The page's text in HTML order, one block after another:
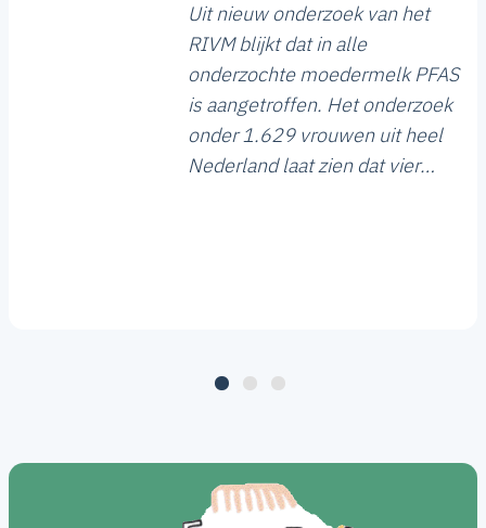
Uit nieuw onderzoek van het
RIVM blijkt dat in alle
onderzochte moedermelk PFAS
is aangetroffen. Het onderzoek
onder 1.629 vrouwen uit heel
Nederland laat zien dat vier